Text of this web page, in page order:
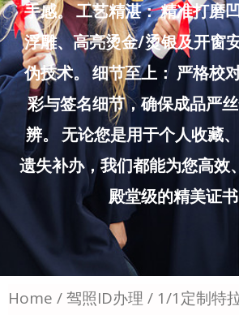
手感。 工艺精湛： 精准打磨
浮雕、高亮烫金/烫银及开窗
伪技术。 细节至上： 严格校
彩与签名细节，确保成品严
辨。 无论您是用于个人收藏
遗失补办，我们都能为您高效
殿堂级的精美证书
Home /驾照ID办理 / 1/1定制特